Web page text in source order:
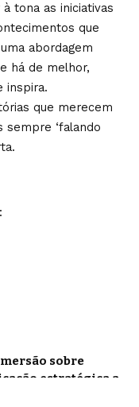
tona as iniciativas
que
abordagem
há de melhor,
inspira.
que merecem
sempre ‘falando
sobre
estratégica a